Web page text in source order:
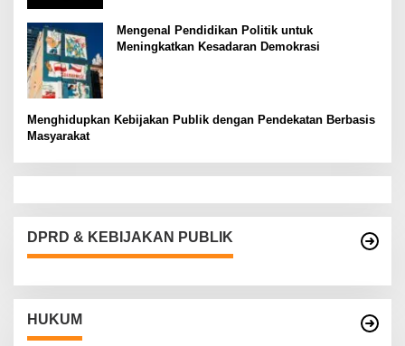
Mengenal Pendidikan Politik untuk
Meningkatkan Kesadaran Demokrasi
Menghidupkan Kebijakan Publik dengan Pendekatan Berbasis
Masyarakat
DPRD & KEBIJAKAN PUBLIK
HUKUM